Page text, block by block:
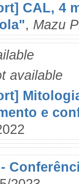
CAL, 4
, Mazu
available
e